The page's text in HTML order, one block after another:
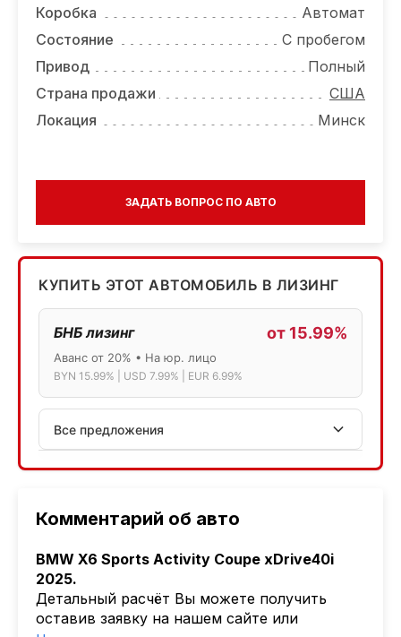
Комментарий об авто
BMW X6 Sports Activity Coupe xDrive40i
2025.
Детальный расчёт Вы можете получить
оставив заявку на нашем сайте или
Коробка
Автомат
Состояние
С пробегом
Привод
Полный
Страна продажи
США
Локация
Минск
ЗАДАТЬ ВОПРОС ПО АВТО
КУПИТЬ ЭТОТ АВТОМОБИЛЬ В ЛИЗИНГ
БНБ лизинг от 15.99%
Аванс от 20% • На юр. лицо
BYN 15.99% | USD 7.99% | EUR 6.99%
Все предложения
АСБ лизинг
Лизинг: BYN 17% | USD 7.99% | EUR 6.99%
Также доступен кредит "Проще простого" 18.9%
Активлизиг